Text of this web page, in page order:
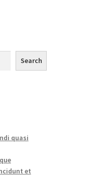
Search
quasi
et